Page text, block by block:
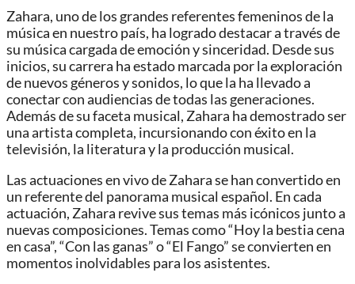
Zahara, uno de los grandes referentes femeninos de la
música en nuestro país, ha logrado destacar a través de
su música cargada de emoción y sinceridad. Desde sus
inicios, su carrera ha estado marcada por la exploración
de nuevos géneros y sonidos, lo que la ha llevado a
conectar con audiencias de todas las generaciones.
Además de su faceta musical, Zahara ha demostrado ser
una artista completa, incursionando con éxito en la
televisión, la literatura y la producción musical.
Las actuaciones en vivo de Zahara se han convertido en
un referente del panorama musical español. En cada
actuación, Zahara revive sus temas más icónicos junto a
nuevas composiciones. Temas como “Hoy la bestia cena
en casa”, “Con las ganas” o “El Fango” se convierten en
momentos inolvidables para los asistentes.